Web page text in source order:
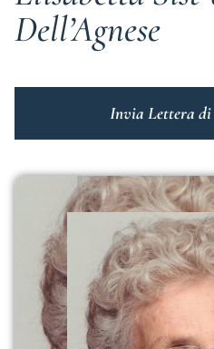
Dell’Agnese
Invia Lettera di